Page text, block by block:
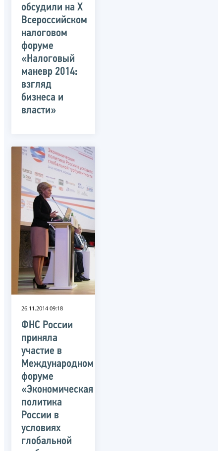
обсудили на X
Всероссийском
налоговом
форуме
«Налоговый
маневр 2014:
взгляд
бизнеса и
власти»
26.11.2014 09:18
ФНС России
приняла
участие в
Международном
форуме
«Экономическая
политика
России в
условиях
глобальной